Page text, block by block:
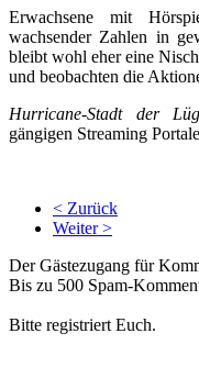
Erwachsene mit
wachsender Zahlen in
bleibt wohl eher eine
und beobachten die
Hurricane-Stadt der
gängigen Streaming
< Zurück
Weiter >
Der Gästezugang für
Bis zu 500 Spam-
Bitte registriert Euch.